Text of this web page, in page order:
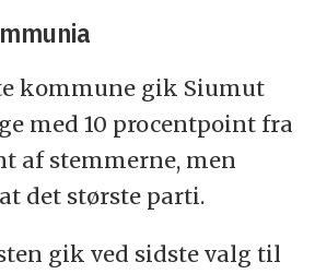
kommune gik Siumut
med 10 procentpoint fra
af stemmerne, men
det største parti.
gik ved sidste valg til